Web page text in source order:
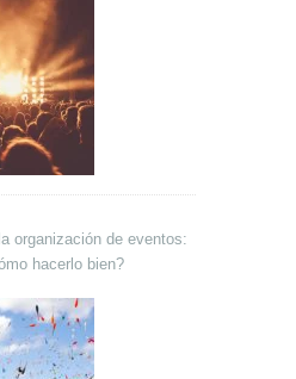
organización de eventos:
hacerlo bien?